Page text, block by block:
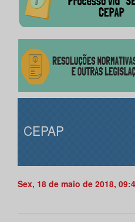
CEPAP
Sex, 18 de maio de 2018,